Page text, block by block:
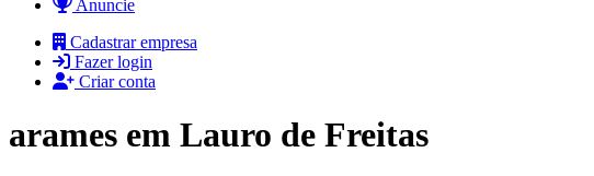
Anuncie
Cadastrar empresa
Fazer login
Criar conta
arames em Lauro de Freitas